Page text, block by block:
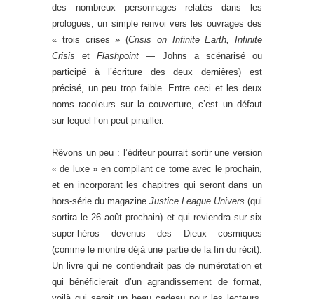
des nombreux personnages relatés dans les
prologues, un simple renvoi vers les ouvrages des
« trois crises » (Crisis on Infinite Earth, Infinite
Crisis et Flashpoint — Johns a scénarisé ou
participé à l’écriture des deux dernières) est
précisé, un peu trop faible. Entre ceci et les deux
noms racoleurs sur la couverture, c’est un défaut
sur lequel l’on peut pinailler.
Rêvons un peu : l’éditeur pourrait sortir une version
« de luxe » en compilant ce tome avec le prochain,
et en incorporant les chapitres qui seront dans un
hors-série du magazine Justice League Univers (qui
sortira le 26 août prochain) et qui reviendra sur six
super-héros devenus des Dieux cosmiques
(comme le montre déjà une partie de la fin du récit).
Un livre qui ne contiendrait pas de numérotation et
qui bénéficierait d’un agrandissement de format,